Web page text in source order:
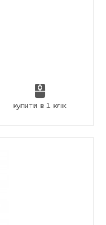
купити в 1 клік